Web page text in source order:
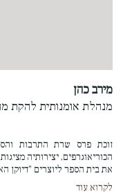
מירב כהן
מנהלת אומנותית להקת
הכוריאוגרפים, יצירותיה
את בית הספר ליוצרים "דיוקן
לקרוא עוד